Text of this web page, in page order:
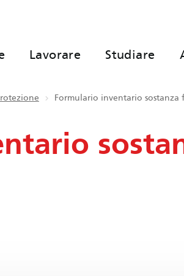
Lavorare Studiare
Formulario inventario sostanza